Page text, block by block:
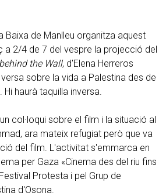
Baixa de Manlleu organitza aquest
a 2/4 de 7 del vespre la projecció del
the Wall, d'Elena Herreros
sobre la vida a Palestina des de
haurà taquilla inversa.
col·loqui sobre el film i la situació al
ara mateix refugiat però que va
del film. L'activitat s'emmarca en
per Gaza «Cinema des del riu fins
Protesta i pel Grup de
d'Osona.